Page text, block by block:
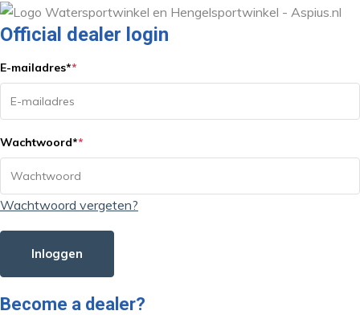
Official dealer login
E-mailadres**
Wachtwoord**
Wachtwoord vergeten?
Inloggen
Become a dealer?